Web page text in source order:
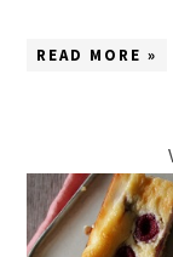
READ MORE »